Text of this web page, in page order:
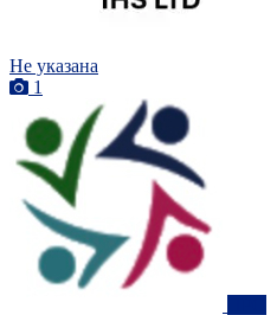
Не указана
1